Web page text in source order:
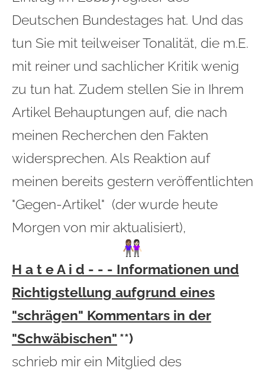
Deutschen Bundestages hat. Und das
tun Sie mit teilweiser Tonalität, die m.E.
mit reiner und sachlicher Kritik wenig
zu tun hat. Zudem stellen Sie in Ihrem
Artikel Behauptungen auf, die nach
meinen Recherchen den Fakten
widersprechen. Als Reaktion auf
meinen bereits gestern veröffentlichten
"Gegen-Artikel" (der wurde heute
Morgen von mir aktualisiert),
H a t e A i d - - - Informationen und
Richtigstellung aufgrund eines
"schrägen" Kommentars in der
"Schwäbischen" **)
schrieb mir ein Mitglied des